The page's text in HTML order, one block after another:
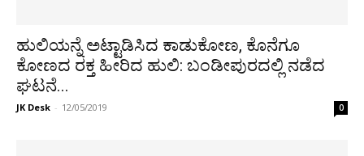
ಹುಲಿಯನ್ನೆ ಅಟ್ಟಾಡಿಸಿದ ಕಾಡುಕೋಣ, ಕೊನೆಗೂ
ಕೋಣದ ರಕ್ತ ಹೀರಿದ ಹುಲಿ: ಬಂಡೀಪುರದಲ್ಲಿ ನಡೆದ
ಘಟನೆ...
JK Desk - 12/05/2019 0